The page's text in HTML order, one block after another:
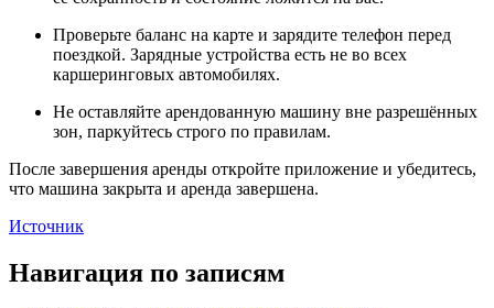
Проверьте баланс на карте и зарядите телефон перед
поездкой. Зарядные устройства есть не во всех
каршеринговых автомобилях.
Не оставляйте арендованную машину вне разрешённых
зон, паркуйтесь строго по правилам.
После завершения аренды откройте приложение и убедитесь,
что машина закрыта и аренда завершена.
Источник
Навигация по записям